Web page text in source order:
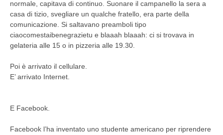
normale, capitava di continuo. Suonare il campanello la sera a
casa di tizio, svegliare un qualche fratello, era parte della
comunicazione. Si saltavano preamboli tipo
ciaocomestaibenegrazietu e blaaah blaaah: ci si trovava in
gelateria alle 15 o in pizzeria alle 19.30.
Poi è arrivato il cellulare.
E’ arrivato Internet.
E Facebook.
Facebook l’ha inventato uno studente americano per riprendere